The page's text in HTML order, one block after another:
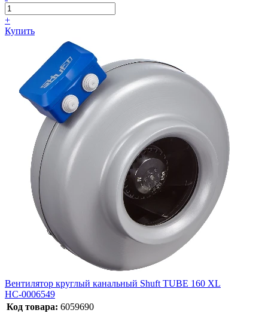
+
Купить
Вентилятор круглый канальный Shuft TUBE 160 XL
НС-0006549
Код товара: 6059690